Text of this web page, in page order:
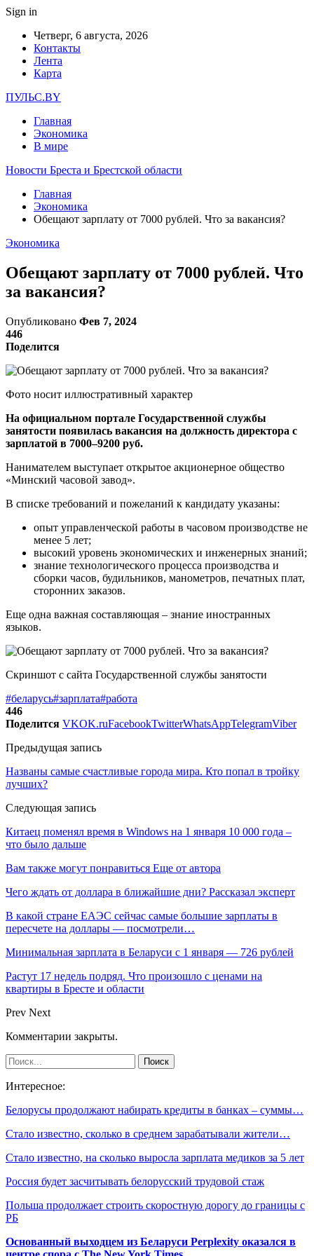
Sign in
Четверг, 6 августа, 2026
Контакты
Лента
Карта
ПУЛЬС.BY
Главная
Экономика
В мире
Новости Бреста и Брестской области
Главная
Экономика
Обещают зарплату от 7000 рублей. Что за вакансия?
Экономика
Обещают зарплату от 7000 рублей. Что
за вакансия?
Опубликовано Фев 7, 2024
446
Поделится
Фото носит иллюстративный характер
На официальном портале Государственной службы
занятости появилась вакансия на должность директора с
зарплатой в 7000–9200 руб.
Нанимателем выступает открытое акционерное общество
«Минский часовой завод».
В списке требований и пожеланий к кандидату указаны:
опыт управленческой работы в часовом производстве не
менее 5 лет;
высокий уровень экономических и инженерных знаний;
знание технологического процесса производства и
сборки часов, будильников, манометров, печатных плат,
сторонних заказов.
Еще одна важная составляющая – знание иностранных
языков.
Скриншот с сайта Государственной службы занятости
#беларусь#зарплата#работа
446
Поделится VKOK.ruFacebookTwitterWhatsAppTelegramViber
Предыдущая запись
Названы самые счастливые города мира. Кто попал в тройку
лучших?
Следующая запись
Китаец поменял время в Windows на 1 января 10 000 года –
что было дальше
Вам также могут понравиться Еще от автора
Чего ждать от доллара в ближайшие дни? Рассказал эксперт
В какой стране ЕАЭС сейчас самые большие зарплаты в
пересчете на доллары — посмотрели…
Минимальная зарплата в Беларуси с 1 января — 726 рублей
Растут 17 недель подряд. Что произошло с ценами на
квартиры в Бресте и области
Prev Next
Комментарии закрыты.
Интересное:
Белорусы продолжают набирать кредиты в банках – суммы…
Стало известно, сколько в среднем зарабатывали жители…
Стало известно, на сколько выросла зарплата медиков за 5 лет
Россия будет засчитывать белорусский трудовой стаж
Польша продолжает строить скоростную дорогу до границы с
РБ
Основанный выходцем из Беларуси Perplexity оказался в